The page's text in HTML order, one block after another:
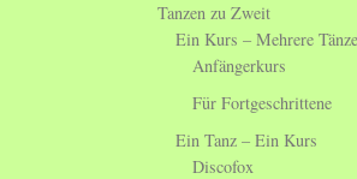
Tanzen zu Zweit
Ein Kurs – Mehrere Tänze
Anfängerkurs
Für Fortgeschrittene
Ein Tanz – Ein Kurs
Discofox